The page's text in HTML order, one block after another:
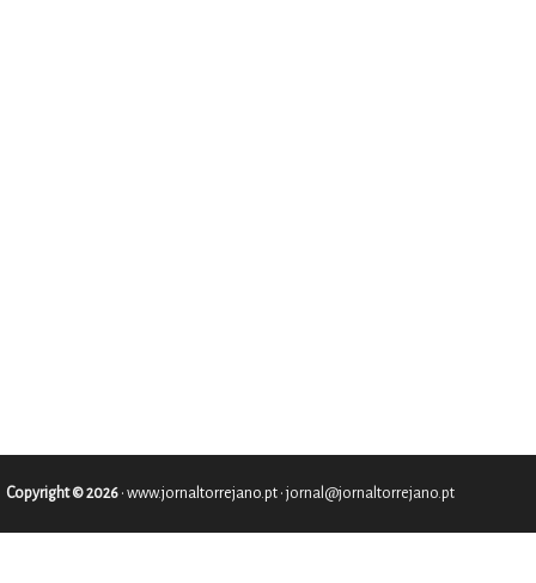
Copyright © 2026 • www.jornaltorrejano.pt • jornal@jornaltorrejano.pt